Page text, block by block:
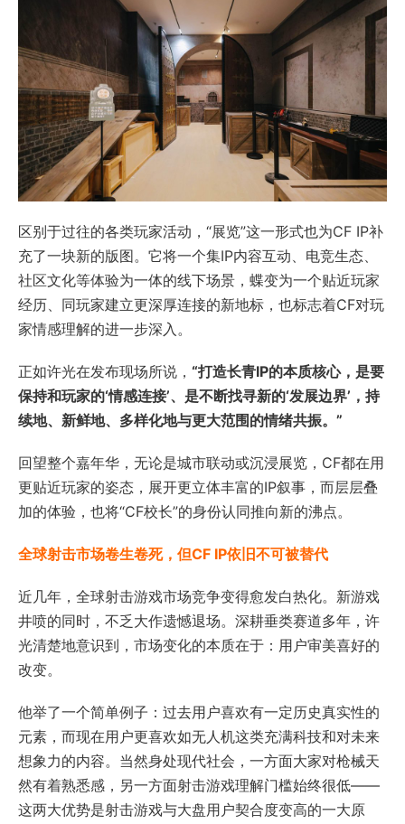
区别于过往的各类玩家活动，“展览”这一形式也为CF IP补
充了一块新的版图。它将一个集IP内容互动、电竞生态、
社区文化等体验为一体的线下场景，蝶变为一个贴近玩家
经历、同玩家建立更深厚连接的新地标，也标志着CF对玩
家情感理解的进一步深入。
正如许光在发布现场所说， “打造长青IP的本质核心，是要
保持和玩家的‘情感连接’、是不断找寻新的‘发展边界’，持
续地、新鲜地、多样化地与更大范围的情绪共振。”
回望整个嘉年华，无论是城市联动或沉浸展览，CF都在用
更贴近玩家的姿态，展开更立体丰富的IP叙事，而层层叠
加的体验，也将“CF校长”的身份认同推向新的沸点。
全球射击市场卷生卷死，但CF IP依旧不可被替代
近几年，全球射击游戏市场竞争变得愈发白热化。新游戏
井喷的同时，不乏大作遗憾退场。深耕垂类赛道多年，许
光清楚地意识到，市场变化的本质在于：用户审美喜好的
改变。
他举了一个简单例子：过去用户喜欢有一定历史真实性的
元素，而现在用户更喜欢如无人机这类充满科技和对未来
想象力的内容。当然身处现代社会，一方面大家对枪械天
然有着熟悉感，另一方面射击游戏理解门槛始终很低——
这两大优势是射击游戏与大盘用户契合度变高的一大原